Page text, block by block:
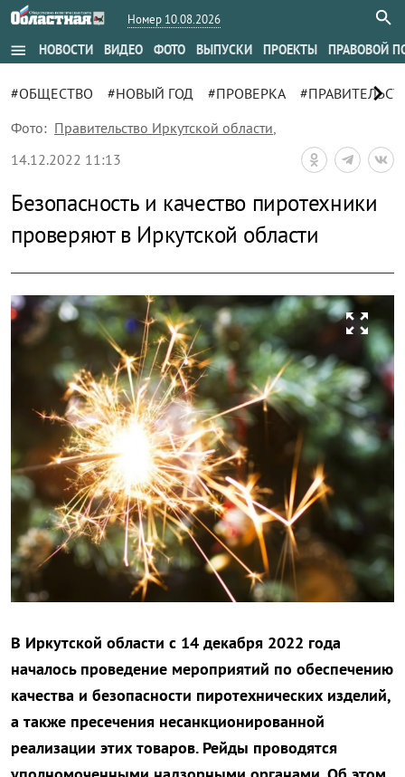
Номер 10.08.2026
menu НОВОСТИ ВИДЕО ФОТО ВЫПУСКИ ПРОЕКТЫ ПРАВОВОЙ
#ОБЩЕСТВО #НОВЫЙ ГОД #ПРОВЕРКА chevron_right
Фото: Правительство Иркутской области,
14.12.2022 11:13
Безопасность и качество пиротехники
проверяют в Иркутской области
zoom_out_map
В Иркутской области с 14 декабря 2022 года
началось проведение мероприятий по обеспечению
качества и безопасности пиротехнических изделий,
а также пресечения несанкционированной
реализации этих товаров. Рейды проводятся